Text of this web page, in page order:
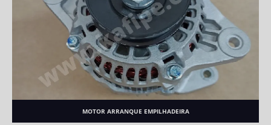
MOTOR ARRANQUE EMPILHADEIRA